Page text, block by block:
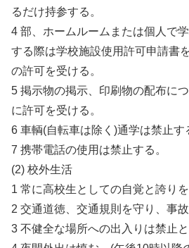
るだけ持参する。
4 部、ホームルームまたは個人で
する際は学校施設使用許可申請書
の許可を受ける。
5 掲示物の掲示、印刷物の配布に
に許可を受ける。
6 車輌(自転車は除く)通学は禁止す
7 携帯電話の使用は禁止する。
(2) 校外生活
1 常に高校生としての自覚と誇り
2 交通道徳、交通規則を守り、事
3 不健全な場所への出入りは禁止と